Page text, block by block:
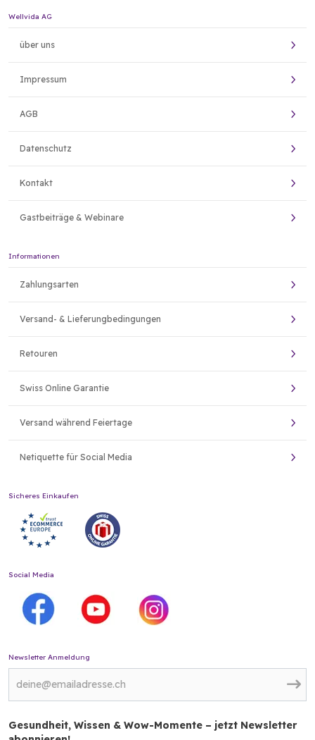
Wellvida AG
über uns
Impressum
AGB
Datenschutz
Kontakt
Gastbeiträge & Webinare
Informationen
Zahlungsarten
Versand- & Lieferungbedingungen
Retouren
Swiss Online Garantie
Versand während Feiertage
Netiquette für Social Media
Sicheres Einkaufen
Social Media
Newsletter Anmeldung
Gesundheit, Wissen & Wow-Momente – jetzt Newsletter